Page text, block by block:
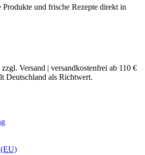
und frische Rezepte direkt in
Versand | versandkostenfrei ab 110 €
Deutschland als Richtwert.